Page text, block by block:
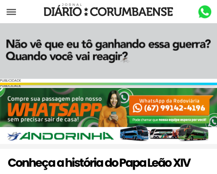
Menu
PUBLICIDADE
PUBLICIDADE
Conheça a história do Papa Leão XIV